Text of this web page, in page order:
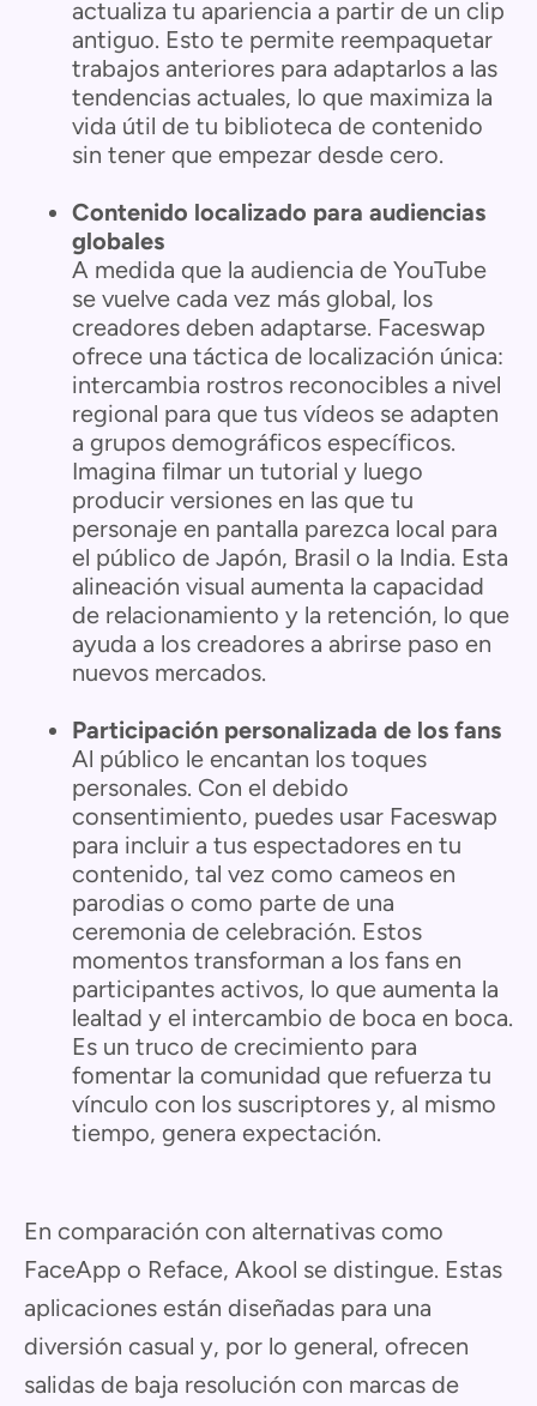
actualiza tu apariencia a partir de un clip
antiguo. Esto te permite reempaquetar
trabajos anteriores para adaptarlos a las
tendencias actuales, lo que maximiza la
vida útil de tu biblioteca de contenido
sin tener que empezar desde cero.
Contenido localizado para audiencias
globales
A medida que la audiencia de YouTube
se vuelve cada vez más global, los
creadores deben adaptarse. Faceswap
ofrece una táctica de localización única:
intercambia rostros reconocibles a nivel
regional para que tus vídeos se adapten
a grupos demográficos específicos.
Imagina filmar un tutorial y luego
producir versiones en las que tu
personaje en pantalla parezca local para
el público de Japón, Brasil o la India. Esta
alineación visual aumenta la capacidad
de relacionamiento y la retención, lo que
ayuda a los creadores a abrirse paso en
nuevos mercados.
Participación personalizada de los fans
Al público le encantan los toques
personales. Con el debido
consentimiento, puedes usar Faceswap
para incluir a tus espectadores en tu
contenido, tal vez como cameos en
parodias o como parte de una
ceremonia de celebración. Estos
momentos transforman a los fans en
participantes activos, lo que aumenta la
lealtad y el intercambio de boca en boca.
Es un truco de crecimiento para
fomentar la comunidad que refuerza tu
vínculo con los suscriptores y, al mismo
tiempo, genera expectación.
En comparación con alternativas como
FaceApp o Reface, Akool se distingue. Estas
aplicaciones están diseñadas para una
diversión casual y, por lo general, ofrecen
salidas de baja resolución con marcas de